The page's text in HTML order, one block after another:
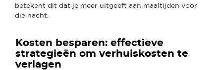
betekent dit dat je meer uitgeeft aan maaltijden voor
die nacht.
Kosten besparen: effectieve
strategieën om verhuiskosten te
verlagen